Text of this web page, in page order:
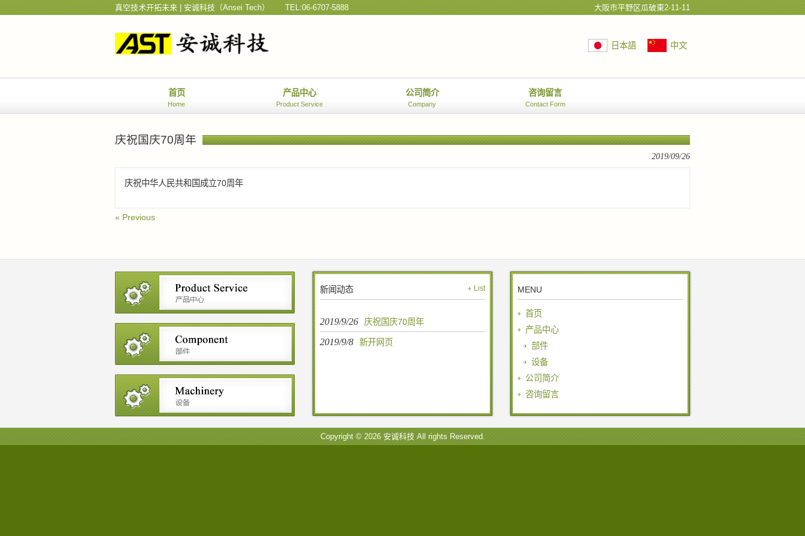
真空技术开拓未来 | 安诚科技（Ansei Tech） TEL:06-6707-5888 大阪市平野区瓜破東2-11-11
日本語 中文
首页
Home
产品中心
Product Service
公司简介
Company
咨询留言
Contact Form
庆祝国庆70周年
2019/09/26
庆祝中华人民共和国成立70周年
« Previous
新闻动态 List
2019/9/26 庆祝国庆70周年
2019/9/8 新开网页
MENU
首页
产品中心
部件
设备
公司简介
咨询留言
Copyright © 2026 安诚科技 All rights Reserved.